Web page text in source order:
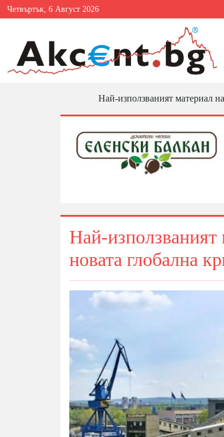
Четвъртък, 6 Август 2026
Най-използваният материал
Най-използваният
новата глобална